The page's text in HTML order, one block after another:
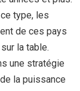
type, les
de ces pays
la table.
une stratégie
la puissance